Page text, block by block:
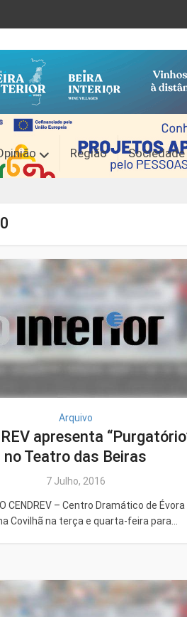
Região Sociedade
Arquivo
apresenta
no Teatro das Beiras
7 Julho, 2016
CENDREV – Centro Dramático de Évora
Covilhã na terça e quarta-feira para...